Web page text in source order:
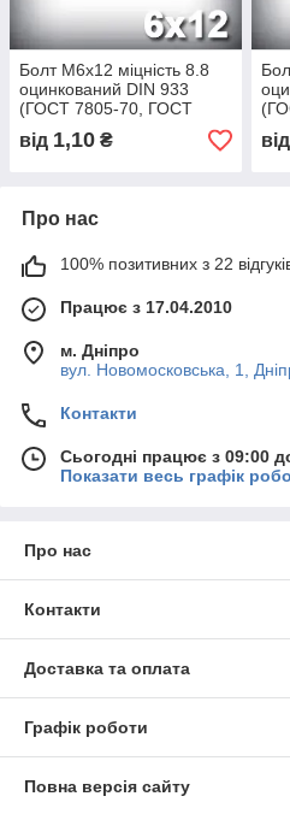
Болт М6х12 міцність 8.8
оцинкований DIN 933
(ГОСТ 7805-70, ГОСТ
7798-70)
від 1,10 ₴ від
Про нас
100% позитивних з 22
Працює з 17.04.2010
м. Дніпро
вул. Новомосковська, 1,
Контакти
Сьогодні працює з 09:00
Показати весь графік
Про нас
Контакти
Доставка та оплата
Графік роботи
Повна версія сайту